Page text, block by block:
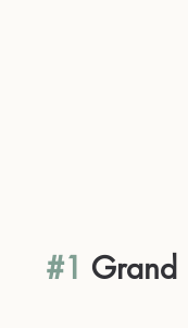
#1 Grand